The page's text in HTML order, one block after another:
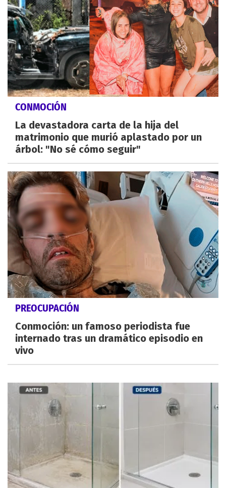
CONMOCIÓN
La devastadora carta de la hija del
matrimonio que murió aplastado por un
árbol: "No sé cómo seguir"
PREOCUPACIÓN
Conmoción: un famoso periodista fue
internado tras un dramático episodio en
vivo